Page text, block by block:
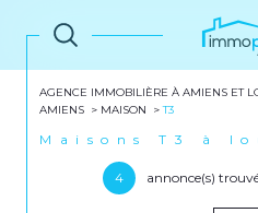
AGENCE IMMOBILIÈRE À AMIENS ET
AMIENS
MAISON T3
Maisons T3 à
4 annonce(s)